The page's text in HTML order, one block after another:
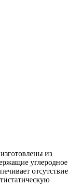
из
углеродное
отсутствие